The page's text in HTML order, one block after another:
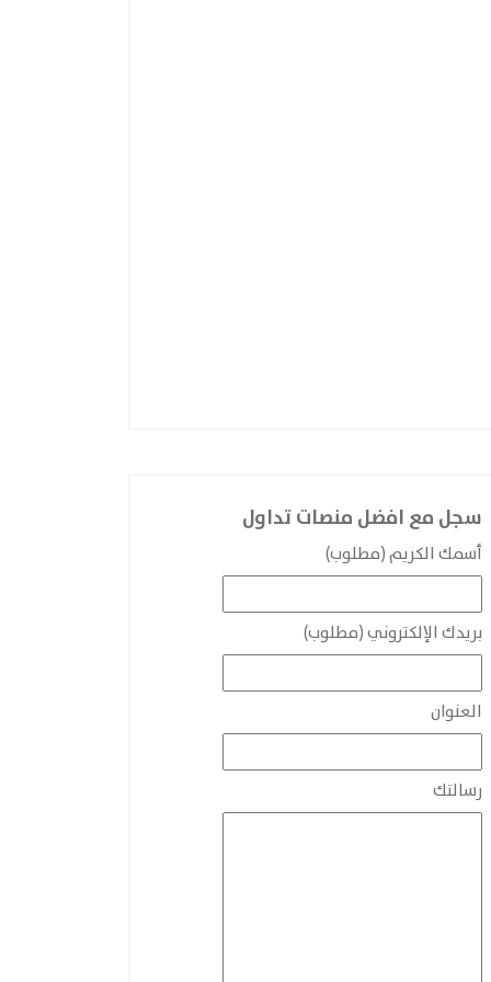
سجل مع افضل منصات تداول
أسمك الكريم (مطلوب)
بريدك الإلكتروني (مطلوب)
العنوان
رسالتك